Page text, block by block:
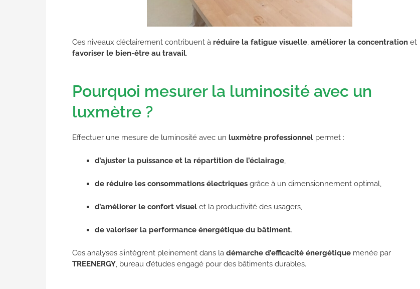
Ces niveaux d’éclairement contribuent à réduire la fatigue visuelle, améliorer la concentration et
favoriser le bien-être au travail.
Pourquoi mesurer la luminosité avec un
luxmètre ?
Effectuer une mesure de luminosité avec un luxmètre professionnel permet :
d’ajuster la puissance et la répartition de l’éclairage,
de réduire les consommations électriques grâce à un dimensionnement optimal,
d’améliorer le confort visuel et la productivité des usagers,
de valoriser la performance énergétique du bâtiment.
Ces analyses s’intègrent pleinement dans la démarche d’efficacité énergétique menée par
TREENERGY, bureau d’études engagé pour des bâtiments durables.